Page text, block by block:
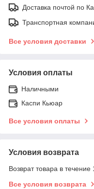
Доставка почтой по
Транспортная
Все условия доставки
Условия оплаты
Наличными
Каспи Кьюар
Все условия оплаты
Условия возврата
Возврат товара в
Все условия возврата